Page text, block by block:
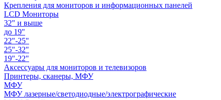
Крепления для мониторов и информационных панелей
LCD Мониторы
32" и выше
до 19"
22"-25"
25"-32"
19"-22"
Аксессуары для мониторов и телевизоров
Принтеры, сканеры, МФУ
МФУ
МФУ лазерные/светодиодные/электрографические